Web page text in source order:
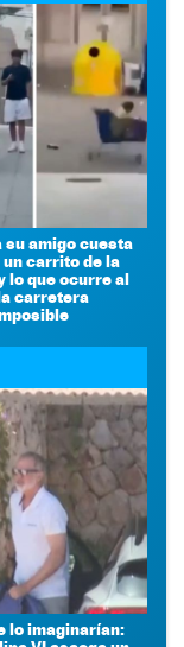
su amigo cuesta
un carrito de la
lo que ocurre al
carretera
lo imaginarían: